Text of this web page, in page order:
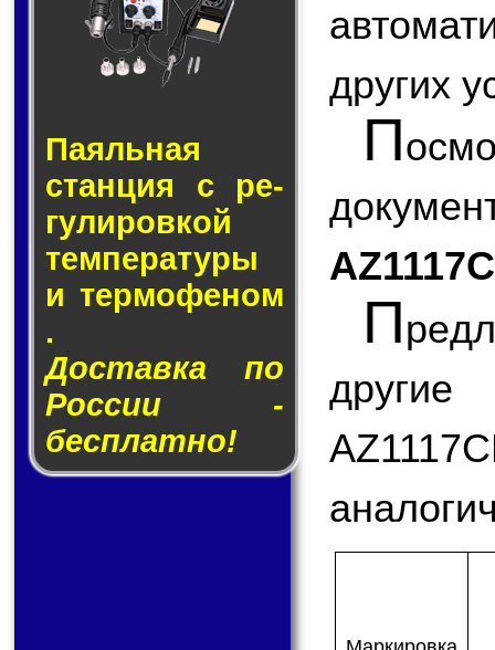
Паяльная
стан­ция с ре­
гу­ли­ров­кой
тем­пе­ра­ту­ры
и тер­мо­фе­ном
.
Доставка по
России -
бесплатно!
других
П
П